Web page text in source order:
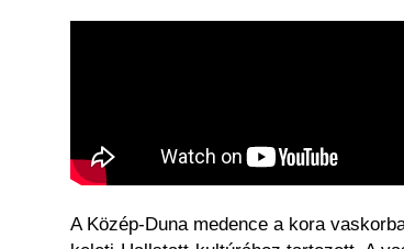
A Közép-Duna medence a kora